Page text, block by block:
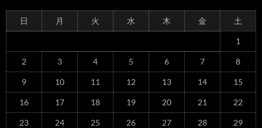
日 月 火 水 木 金 土
1
2 3 4 5 6 7 8
9 10 11 12 13 14 15
16 17 18 19 20 21 22
23 24 25 26 27 28 29